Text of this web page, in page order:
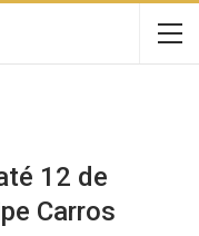
12 de
Carros